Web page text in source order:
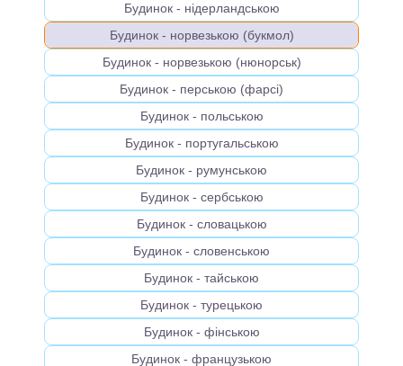
Будинок - нідерландською
Будинок - норвезькою (букмол)
Будинок - норвезькою (нюнорськ)
Будинок - перською (фарсі)
Будинок - польською
Будинок - португальською
Будинок - румунською
Будинок - сербською
Будинок - словацькою
Будинок - словенською
Будинок - тайською
Будинок - турецькою
Будинок - фінською
Будинок - французькою